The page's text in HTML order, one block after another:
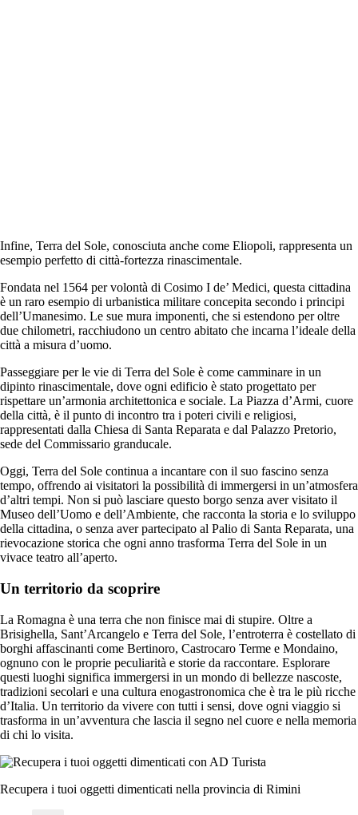
Infine, Terra del Sole, conosciuta anche come Eliopoli, rappresenta un
esempio perfetto di città-fortezza rinascimentale.
Fondata nel 1564 per volontà di Cosimo I de’ Medici, questa cittadina
è un raro esempio di urbanistica militare concepita secondo i principi
dell’Umanesimo. Le sue mura imponenti, che si estendono per oltre
due chilometri, racchiudono un centro abitato che incarna l’ideale della
città a misura d’uomo.
Passeggiare per le vie di Terra del Sole è come camminare in un
dipinto rinascimentale, dove ogni edificio è stato progettato per
rispettare un’armonia architettonica e sociale. La Piazza d’Armi, cuore
della città, è il punto di incontro tra i poteri civili e religiosi,
rappresentati dalla Chiesa di Santa Reparata e dal Palazzo Pretorio,
sede del Commissario granducale.
Oggi, Terra del Sole continua a incantare con il suo fascino senza
tempo, offrendo ai visitatori la possibilità di immergersi in un’atmosfera
d’altri tempi. Non si può lasciare questo borgo senza aver visitato il
Museo dell’Uomo e dell’Ambiente, che racconta la storia e lo sviluppo
della cittadina, o senza aver partecipato al Palio di Santa Reparata, una
rievocazione storica che ogni anno trasforma Terra del Sole in un
vivace teatro all’aperto.
Un territorio da scoprire
La Romagna è una terra che non finisce mai di stupire. Oltre a
Brisighella, Sant’Arcangelo e Terra del Sole, l’entroterra è costellato di
borghi affascinanti come Bertinoro, Castrocaro Terme e Mondaino,
ognuno con le proprie peculiarità e storie da raccontare. Esplorare
questi luoghi significa immergersi in un mondo di bellezze nascoste,
tradizioni secolari e una cultura enogastronomica che è tra le più ricche
d’Italia. Un territorio da vivere con tutti i sensi, dove ogni viaggio si
trasforma in un’avventura che lascia il segno nel cuore e nella memoria
di chi lo visita.
Recupera i tuoi oggetti dimenticati nella provincia di Rimini